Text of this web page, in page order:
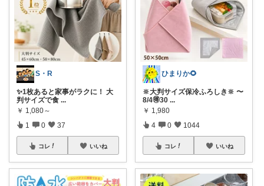
S・R
✨1枚あると家事がラクに！ 大
判サイズで食 ...
￥ 1,080～
1 0 37
コレ いいね
ひまりか🌻
🔆大判サイズ保冷ふろしき🔆 〜
8/4🉐30 ...
￥ 1,980
4 0 1044
コレ いいね